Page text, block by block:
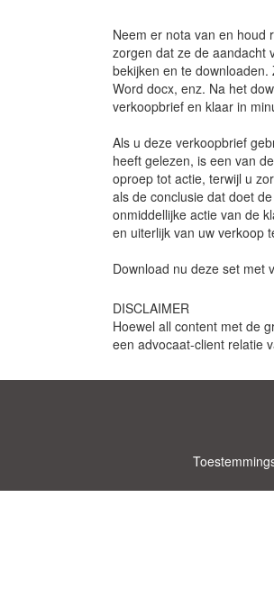
Neem er nota van en houd
zorgen dat ze de aandacht
bekijken en te
Word docx, enz. Na het
verkoopbrief en klaar in
Als u deze verkoopbrief
heeft gelezen, is een van
oproep tot actie, terwijl u
als de conclusie dat doet
onmiddellijke actie van de
en uiterlijk van uw verkoop
Download nu deze set met
DISCLAIMER
Hoewel all content met de
een advocaat-client relatie